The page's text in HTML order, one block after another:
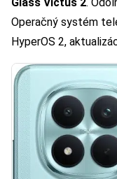
Operačný systém
HyperOS 2,